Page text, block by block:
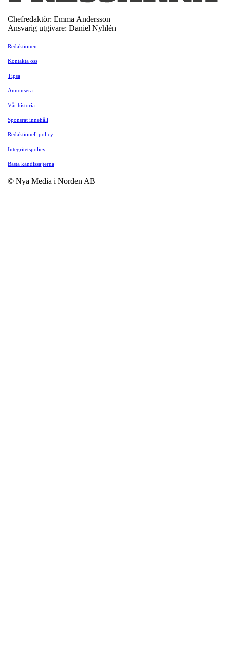
Chefredaktör: Emma Andersson
Ansvarig utgivare: Daniel Nyhlén
Redaktionen
Kontakta oss
Tipsa
Annonsera
Vår historia
Sponsrat innehåll
Redaktionell policy
Integritetspolicy
Bästa kändissajterna
© Nya Media i Norden AB